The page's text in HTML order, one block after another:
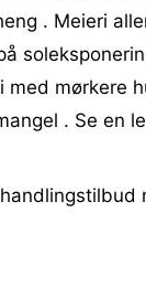
. Meieri
mørkere
. Se en